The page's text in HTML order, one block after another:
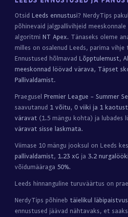
Otsid Leeds ennustusi? NerdyTips
põhinevaid jalgpallivihjeid
algoritmi NT Apex. Tänaseks oleme
milles on osalenud Leeds, parima vihje
Ennustused hõlmavad Lõpptulemust,
meeskonnad löövad värava, Täpset
Pallivaldamist.
Praegusel Premier League - Summer
saavutanud 1 võitu, 0 viiki ja 1 kaotust
väravat (1.5 mängu kohta) ja lubades
väravat sisse laskmata.
Viimase 10 mängu jooksul on Leeds
pallivaldamist, 1.23 xG ja 3.2 nurgalööki
võidumääraga 50%.
Leeds hinnanguline turuväärtus on
NerdyTips põhineb täielikul
ennustused jäävad nähtavaks, et